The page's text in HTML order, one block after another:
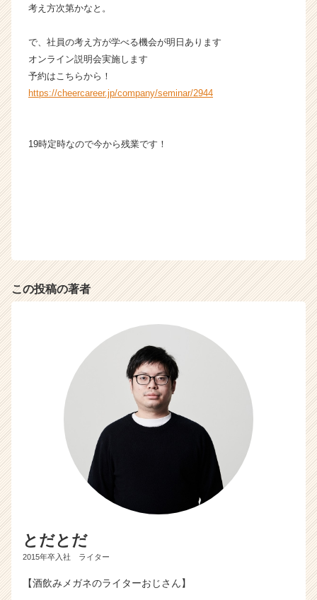
考え方次第かなと。
で、社員の考え方が学べる機会が明日あります
オンライン説明会実施します
予約はこちらから！
https://cheercareer.jp/company/seminar/2944
19時定時なので今から残業です！
この投稿の著者
とだとだ
2015年卒入社 ライター
【酒飲みメガネのライターおじさん】